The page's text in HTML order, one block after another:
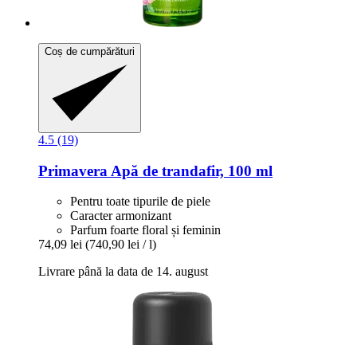
Coș de cumpărături
4.5 (19)
Primavera Apă de trandafir, 100 ml
Pentru toate tipurile de piele
Caracter armonizant
Parfum foarte floral și feminin
74,09 lei (740,90 lei / l)
Livrare până la data de 14. august